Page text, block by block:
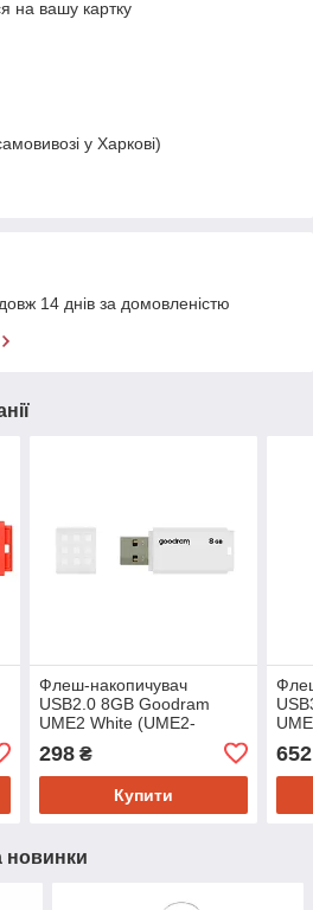
на вашу картку
у Харкові)
14 днів за домовленістю
Флеш-накопичувач
USB2.0 8GB Goodram
UME2 White (UME2-
298₴
Купити
652
новинки